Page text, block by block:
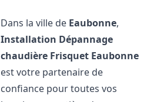
Dans la ville de Eaubonne,
Installation Dépannage
chaudière Frisquet Eaubonne
est votre partenaire de
confiance pour toutes vos